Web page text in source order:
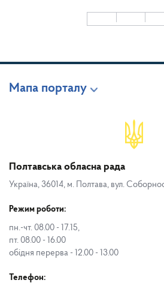
Мапа порталу
Полтавська обласна рада
Україна, 36014, м. Полтава, вул.
Режим роботи:
пн.-чт. 08.00 - 17.15,
пт. 08.00 - 16.00
обідня перерва - 12.00 - 13.00
Телефон: